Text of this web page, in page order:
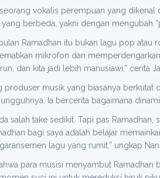
vokalis perempuan yang
berbeda, yakni dengan mengubah
Ramadhan itu bukan lagu pop atau
mikrofon dan
dan kita jadi lebih manusiawi,” cerita
produser musik yang biasanya berkutat
Ia bercerita bagaimana
salah take sedikit. Tapi pas
bagi saya adalah belajar
lagu yang rumit,” ungkap
para musisi menyambut Ramadhan